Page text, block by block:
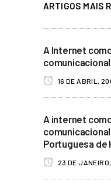
ARTIGOS MAIS
A Internet
16 DE ABRIL,
A internet
Portuguesa de
23 DE